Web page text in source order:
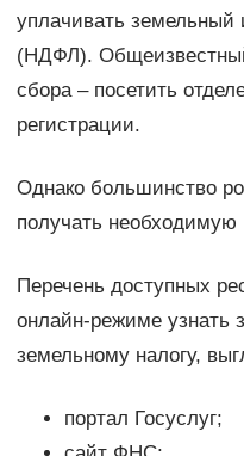
уплачивать земельный
(НДФЛ).
сбора – посетить
регистрации.
Однако большинство
получать
Перечень доступных
онлайн-режиме узнать
земельному налогу,
портал Госуслуг;